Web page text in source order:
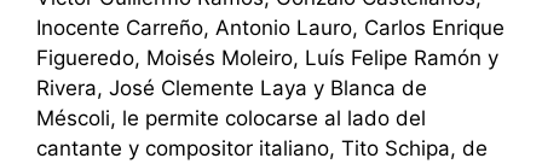
Inocente Carreño, Antonio Lauro, Carlos Enrique
Figueredo, Moisés Moleiro, Luís Felipe Ramón y
Rivera, José Clemente Laya y Blanca de
Méscoli, le permite colocarse al lado del
cantante y compositor italiano, Tito Schipa, de